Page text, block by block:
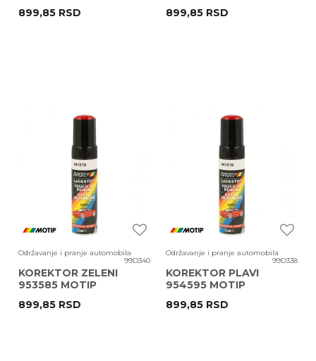
899,85 RSD
899,85 RSD
Održavanje i pranje automobila
99D340
KOREKTOR ZELENI
953585 MOTIP
899,85 RSD
Održavanje i pranje automobila
99D338
KOREKTOR PLAVI
954595 MOTIP
899,85 RSD